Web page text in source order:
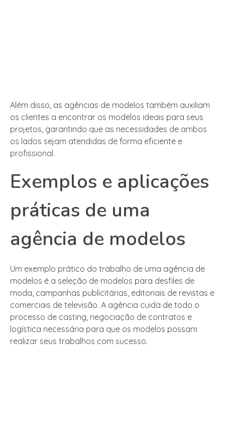
Além disso, as agências de modelos também auxiliam
os clientes a encontrar os modelos ideais para seus
projetos, garantindo que as necessidades de ambos
os lados sejam atendidas de forma eficiente e
profissional.
Exemplos e aplicações
práticas de uma
agência de modelos
Um exemplo prático do trabalho de uma agência de
modelos é a seleção de modelos para desfiles de
moda, campanhas publicitárias, editoriais de revistas e
comerciais de televisão. A agência cuida de todo o
processo de casting, negociação de contratos e
logística necessária para que os modelos possam
realizar seus trabalhos com sucesso.